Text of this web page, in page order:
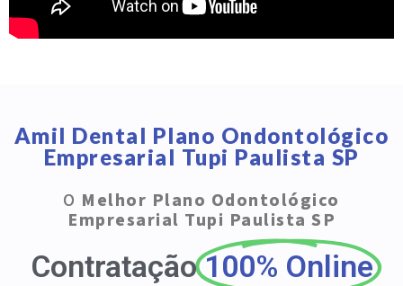
Amil Dental Plano Ondontológico
Empresarial Tupi Paulista SP
O Melhor Plano Odontológico
Empresarial Tupi Paulista SP
Contratação 100% Online